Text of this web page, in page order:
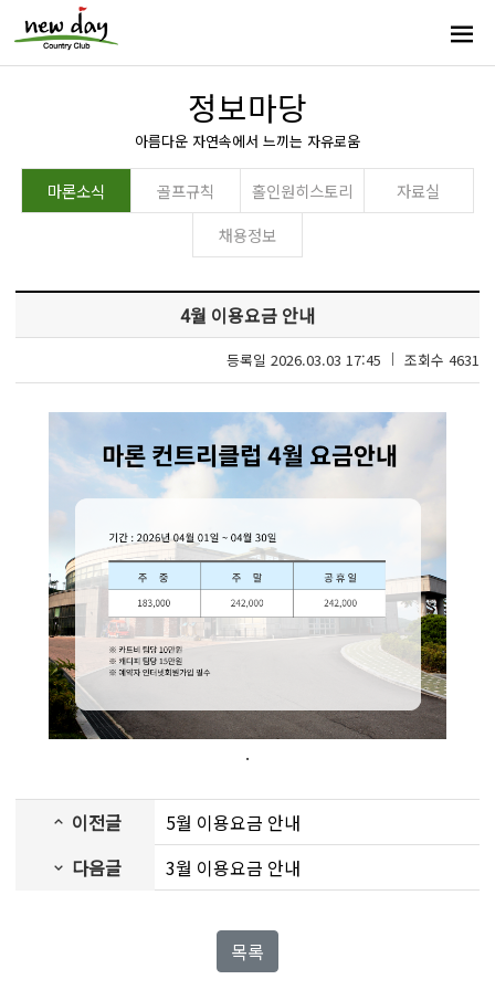
정보마당
아름다운 자연속에서 느끼는 자유로움
마론소식 골프규칙 홀인원히스토리
자료실
채용정보
4월 이용요금 안내
등록일 2026.03.03 17:45 조회수 4631
.
이전글
5월 이용요금 안내
다음글
3월 이용요금 안내
목록